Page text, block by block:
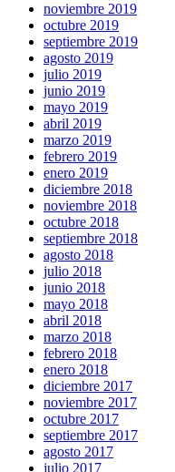
noviembre 2019
octubre 2019
septiembre 2019
agosto 2019
julio 2019
junio 2019
mayo 2019
abril 2019
marzo 2019
febrero 2019
enero 2019
diciembre 2018
noviembre 2018
octubre 2018
septiembre 2018
agosto 2018
julio 2018
junio 2018
mayo 2018
abril 2018
marzo 2018
febrero 2018
enero 2018
diciembre 2017
noviembre 2017
octubre 2017
septiembre 2017
agosto 2017
julio 2017